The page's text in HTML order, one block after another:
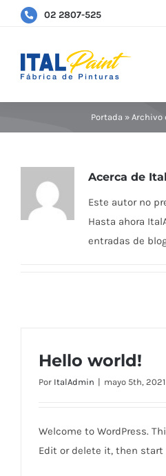
Saltar
02 2807-525
Quienes Somos
Contactos
Portada » Archivo
Acerca de
Este autor no
Hasta ahora
entradas de
Hello world!
Por ItalAdmin | mayo 5th, 2021
Welcome to WordPress.
Edit or delete it, then start